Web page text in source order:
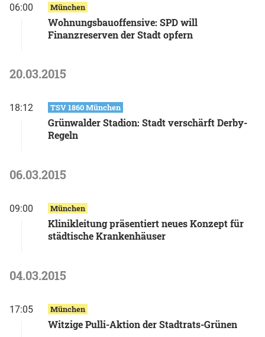
06:00 München
Wohnungsbauoffensive: SPD will
Finanzreserven der Stadt opfern
20.03.2015
18:12 TSV 1860 München
Grünwalder Stadion: Stadt verschärft Derby-
Regeln
06.03.2015
09:00 München
Klinikleitung präsentiert neues Konzept für
städtische Krankenhäuser
04.03.2015
17:05 München
Witzige Pulli-Aktion der Stadtrats-Grünen